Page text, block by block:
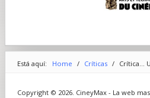
Está aquí: Home / Críticas / Crítica...
Copyright © 2026. CineyMax - La web